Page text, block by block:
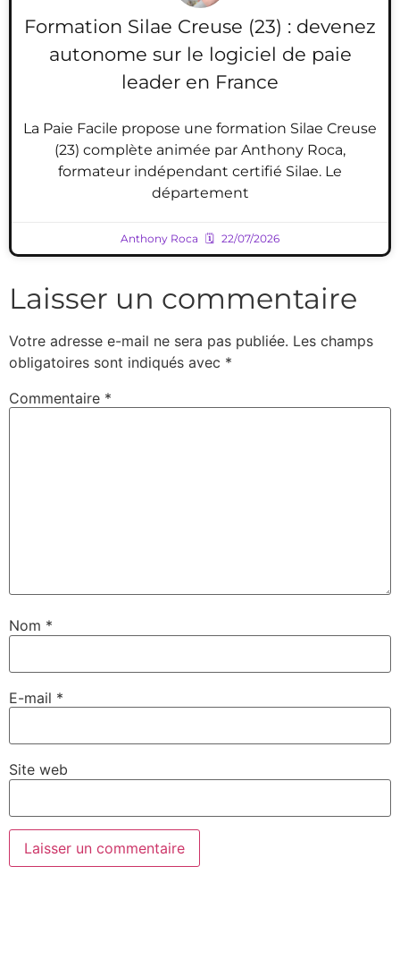
Formation Silae Creuse (23) : devenez
autonome sur le logiciel de paie
leader en France
La Paie Facile propose une formation Silae Creuse
(23) complète animée par Anthony Roca,
formateur indépendant certifié Silae. Le
département
Anthony Roca 22/07/2026
Laisser un commentaire
Votre adresse e-mail ne sera pas publiée. Les champs
obligatoires sont indiqués avec *
Commentaire *
Nom *
E-mail *
Site web